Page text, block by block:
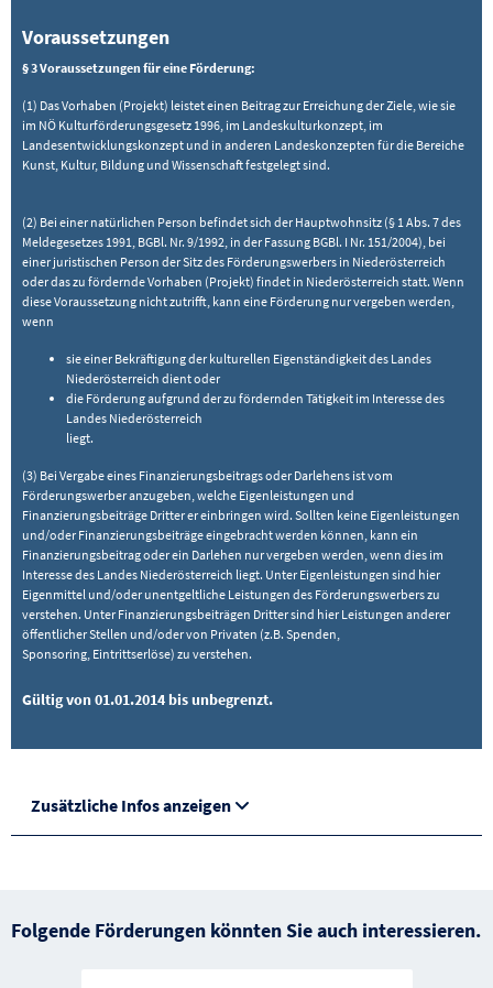
Voraussetzungen
§ 3 Voraussetzungen für eine Förderung:
(1) Das Vorhaben (Projekt) leistet einen Beitrag zur Erreichung der Ziele, wie sie
im NÖ Kulturförderungsgesetz 1996, im Landeskulturkonzept, im
Landesentwicklungskonzept und in anderen Landeskonzepten für die Bereiche
Kunst, Kultur, Bildung und Wissenschaft festgelegt sind.
(2) Bei einer natürlichen Person befindet sich der Hauptwohnsitz (§ 1 Abs. 7 des
Meldegesetzes 1991, BGBl. Nr. 9/1992, in der Fassung BGBl. I Nr. 151/2004), bei
einer juristischen Person der Sitz des Förderungswerbers in Niederösterreich
oder das zu fördernde Vorhaben (Projekt) findet in Niederösterreich statt. Wenn
diese Voraussetzung nicht zutrifft, kann eine Förderung nur vergeben werden,
wenn
sie einer Bekräftigung der kulturellen Eigenständigkeit des Landes
Niederösterreich dient oder
die Förderung aufgrund der zu fördernden Tätigkeit im Interesse des
Landes Niederösterreich
liegt.
(3) Bei Vergabe eines Finanzierungsbeitrags oder Darlehens ist vom
Förderungswerber anzugeben, welche Eigenleistungen und
Finanzierungsbeiträge Dritter er einbringen wird. Sollten keine Eigenleistungen
und/oder Finanzierungsbeiträge eingebracht werden können, kann ein
Finanzierungsbeitrag oder ein Darlehen nur vergeben werden, wenn dies im
Interesse des Landes Niederösterreich liegt. Unter Eigenleistungen sind hier
Eigenmittel und/oder unentgeltliche Leistungen des Förderungswerbers zu
verstehen. Unter Finanzierungsbeiträgen Dritter sind hier Leistungen anderer
öffentlicher Stellen und/oder von Privaten (z.B. Spenden,
Sponsoring, Eintrittserlöse) zu verstehen.
Gültig von 01.01.2014 bis unbegrenzt.
Zusätzliche Infos anzeigen
Folgende Förderungen könnten Sie auch interessieren.